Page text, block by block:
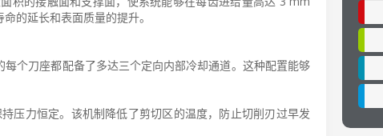
的延长和表面质量的提升。
个刀座都配备了多达三个定向内部冷却通道。这种配置能够
压力恒定。该机制降低了剪切区的温度，防止切削刃过早发